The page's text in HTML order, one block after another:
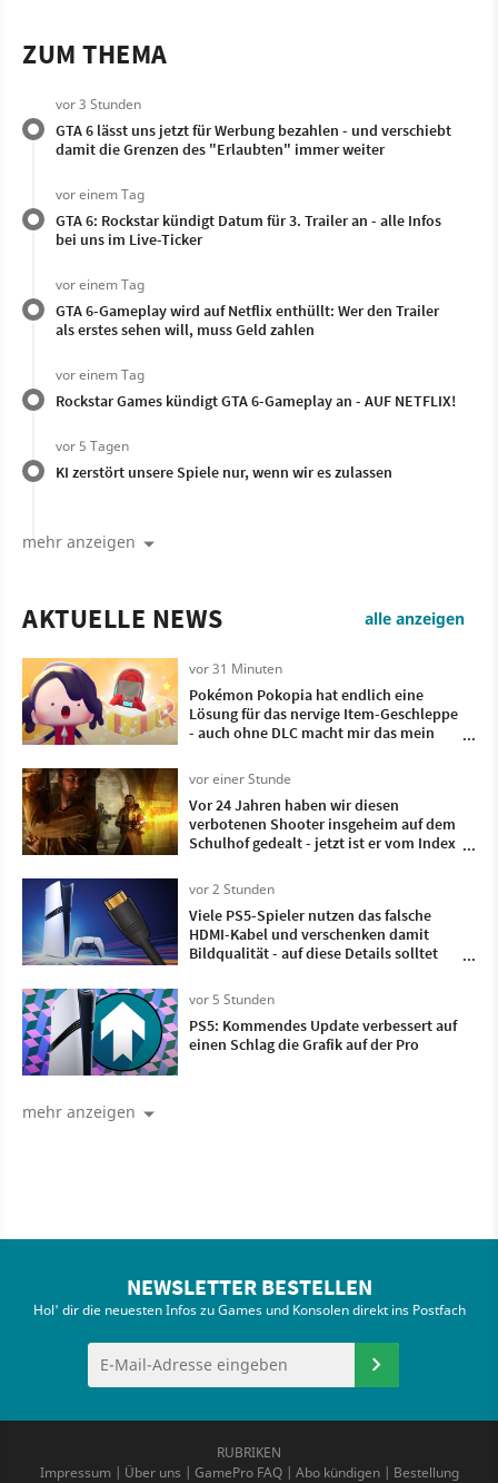
ZUM THEMA
vor 3 Stunden
GTA 6 lässt uns jetzt für Werbung bezahlen - und verschiebt
damit die Grenzen des "Erlaubten" immer weiter
vor einem Tag
GTA 6: Rockstar kündigt Datum für 3. Trailer an - alle Infos
bei uns im Live-Ticker
vor einem Tag
GTA 6-Gameplay wird auf Netflix enthüllt: Wer den Trailer
als erstes sehen will, muss Geld zahlen
vor einem Tag
Rockstar Games kündigt GTA 6-Gameplay an - AUF NETFLIX!
vor 5 Tagen
KI zerstört unsere Spiele nur, wenn wir es zulassen
mehr anzeigen
AKTUELLE NEWS alle anzeigen
vor 31 Minuten
Pokémon Pokopia hat endlich eine
Lösung für das nervige Item-Geschleppe
- auch ohne DLC macht mir das mein
vor einer Stunde
Vor 24 Jahren haben wir diesen
verbotenen Shooter insgeheim auf dem
Schulhof gedealt - jetzt ist er vom Index
Deutschland erhältlich
vor 2 Stunden
Viele PS5-Spieler nutzen das falsche
HDMI-Kabel und verschenken damit
Bildqualität - auf diese Details solltet
vor 5 Stunden
PS5: Kommendes Update verbessert auf
einen Schlag die Grafik auf der Pro
mehr anzeigen
NEWSLETTER BESTELLEN
Hol' dir die neuesten Infos zu Games und Konsolen direkt ins Postfach
RUBRIKEN
Impressum| Über uns | GamePro FAQ| Abo kündigen| Bestellung